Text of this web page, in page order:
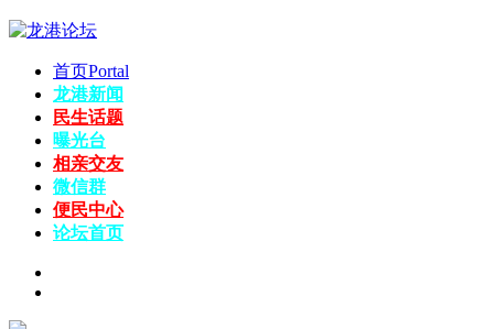
首页Portal
龙港新闻
民生话题
曝光台
相亲交友
微信群
便民中心
论坛首页